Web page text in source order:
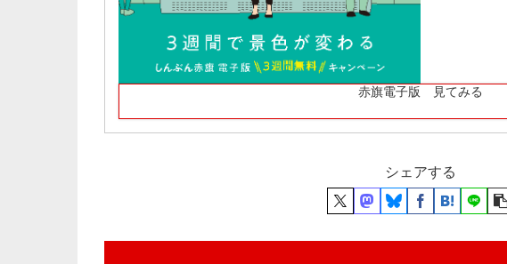
赤旗電子版 見てみる
シェアする